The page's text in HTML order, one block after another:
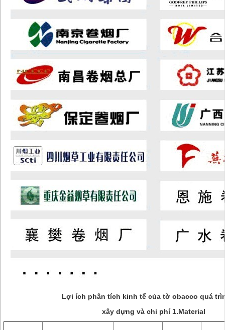
Lợi ích phân tích kinh tế của tờ obacco quá
xây dựng và chi phí 1.Material